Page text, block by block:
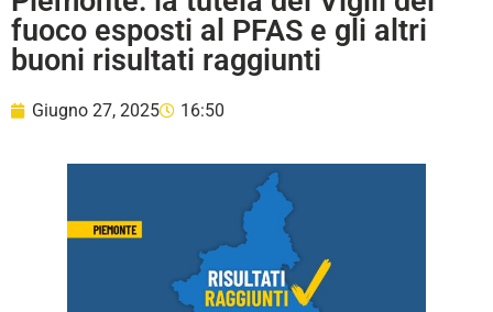
fuoco esposti al PFAS e gli altri
buoni risultati raggiunti
Giugno 27, 2025 16:50